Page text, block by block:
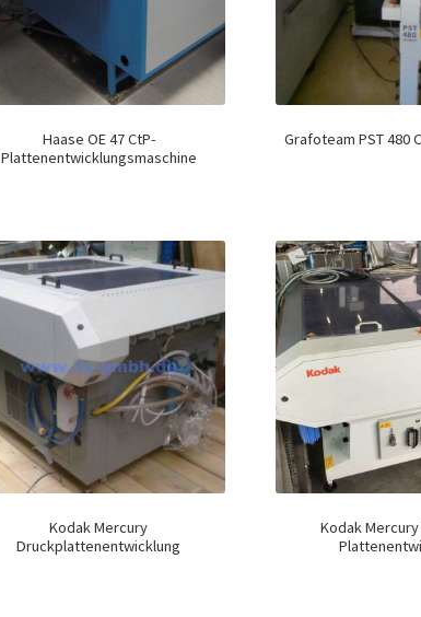
Grafoteam PST 480
Haase OE 47 CtP-
Plattenentwicklungsmaschine
Kodak Mercury
Kodak Mercury
Druckplattenentwicklung